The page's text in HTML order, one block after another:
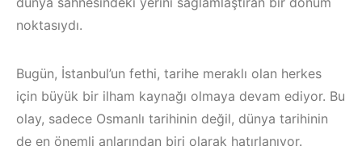
noktasıydı.
Bugün, İstanbul’un fethi, tarihe meraklı olan herkes
için büyük bir ilham kaynağı olmaya devam ediyor. Bu
olay, sadece Osmanlı tarihinin değil, dünya tarihinin
de en önemli anlarından biri olarak hatırlanıyor.